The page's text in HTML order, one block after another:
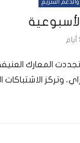
السريع
عاين- 4 أغسطس 2026 تجددت
وتركز